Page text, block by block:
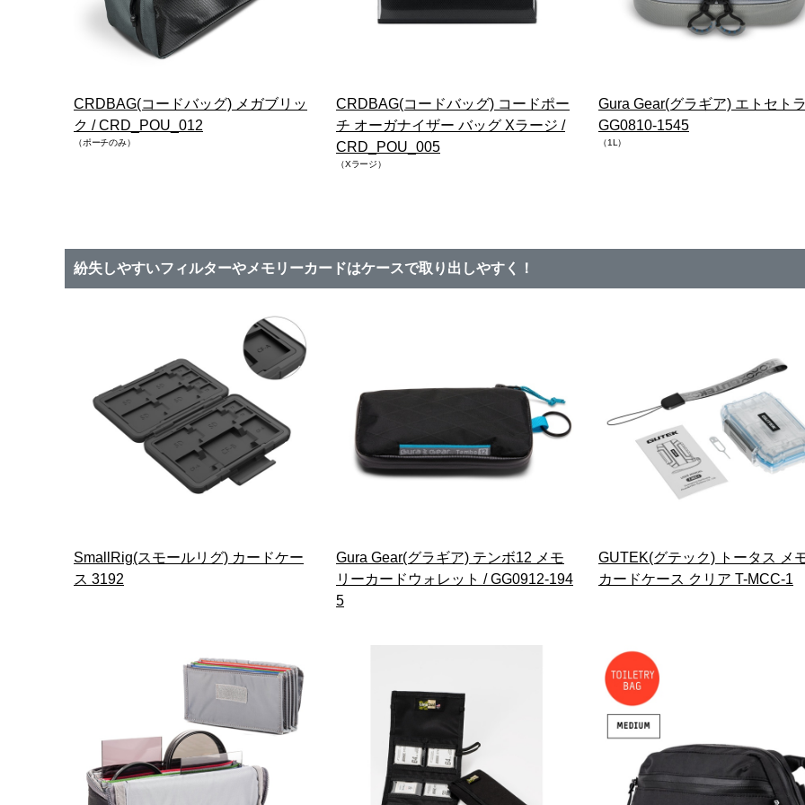
CRDBAG(コードバッグ) メガブリッ
ク / CRD_POU_012
（ポーチのみ）
CRDBAG(コードバッグ) コードポー
チ オーガナイザー バッグ Xラージ /
CRD_POU_005
（Xラージ）
Gura Gear(グラギア) エトセト
GG0810-1545
（1L）
紛失しやすいフィルターやメモリーカードはケースで取り出しやすく！
SmallRig(スモールリグ) カードケー
ス 3192
Gura Gear(グラギア) テンボ12 メモ
リーカードウォレット / GG0912-194
5
GUTEK(グテック) トータス メ
カードケース クリア T-MCC-1